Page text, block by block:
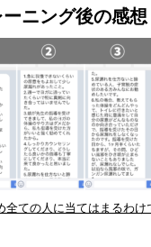
ニング後の感想
ての人に当てはまるわけ